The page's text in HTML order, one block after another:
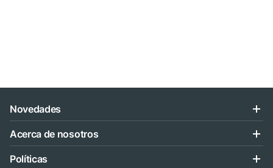
Novedades
Acerca de nosotros
Políticas